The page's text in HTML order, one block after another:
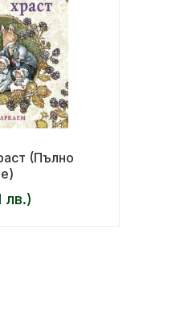
(Пълно
лв.)